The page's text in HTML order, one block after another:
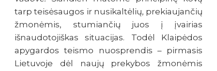
tarp teisėsaugos ir nusikaltėlių, prekiaujančių
žmonėmis, stumiančių juos į įvairias
išnaudotojiškas situacijas. Todėl Klaipėdos
apygardos teismo nuosprendis – pirmasis
Lietuvoje dėl naujų prekybos žmonėmis